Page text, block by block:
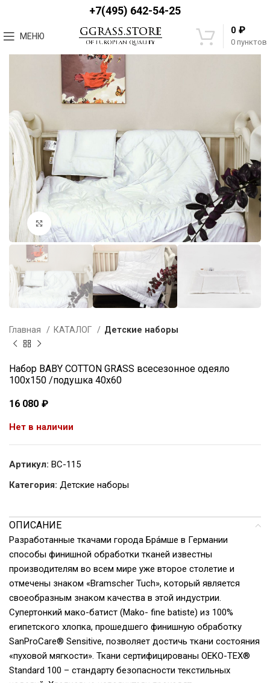
+7(495) 642-54-25
МЕНЮ
0 пунктов
0 ₽
Главная КАТАЛОГ Детские наборы
Набор BABY COTTON GRASS всесезонное одеяло
100х150 /подушка 40х60
16 080 ₽
Нет в наличии
Артикул: BC-115
Категория: Детские наборы
ОПИСАНИЕ
Разработанные ткачами города Бра́мше в Германии
способы финишной обработки тканей известны
производителям во всем мире уже второе столетие и
отмечены знаком «Bramscher Tuch», который является
своеобразным знаком качества в этой индустрии.
Супертонкий мако-батист (Mako- fine batiste) из 100%
египетского хлопка, прошедшего финишную обработку
SanProCare® Sensitive, позволяет достичь ткани состояния
«пуховой мягкости». Ткани сертифицированы OEKO-TEX®
Standard 100 – стандарту безопасности текстильных